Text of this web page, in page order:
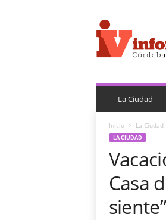
n
f
o
e
e
La Ciudad
Inicio La Ciudad
LA CIUDAD
Casa
siente”